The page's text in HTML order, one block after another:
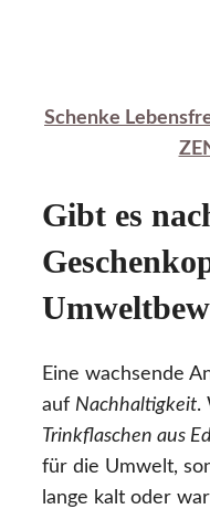
Schenke
Gibt es
Eine wachsende
auf Nachhaltigkeit.
Trinkflaschen aus
für die Umwelt,
lange kalt oder